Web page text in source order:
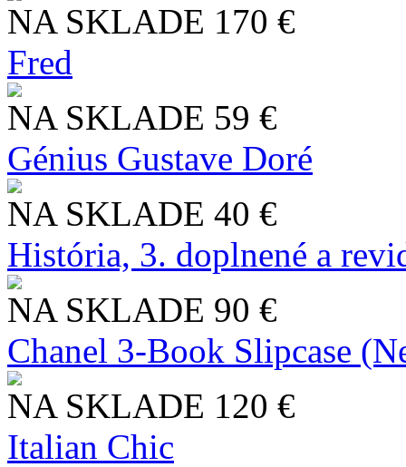
NA SKLADE 170 €
Fred
NA SKLADE 59 €
Génius Gustave Doré
NA SKLADE 40 €
História, 3. doplnené a
NA SKLADE 90 €
Chanel 3-Book Slipcase
NA SKLADE 120 €
Italian Chic